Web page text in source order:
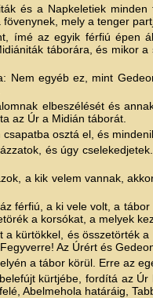
és a Napkeletiek
mely a tenger
ímé az egyik férfiú épen
táborára, és mikor
Nem egyéb ez, mint
elbeszélését és
az Úr a Midián táborát.
osztá el, és
és úgy
a kik velem vannak,
férfiú, a ki vele volt, a
a korsókat, a melyek
a kürtökkel, és összetörték
Az Úrért és
a tábor körül. Erre az
kürtjébe, fordítá az
Abelmehola határáig,